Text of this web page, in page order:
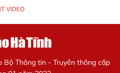
VIDEO
Bộ Thông tin - Truyền thông cấp